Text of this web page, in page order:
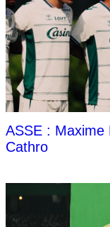
ASSE : Maxime
Cathro